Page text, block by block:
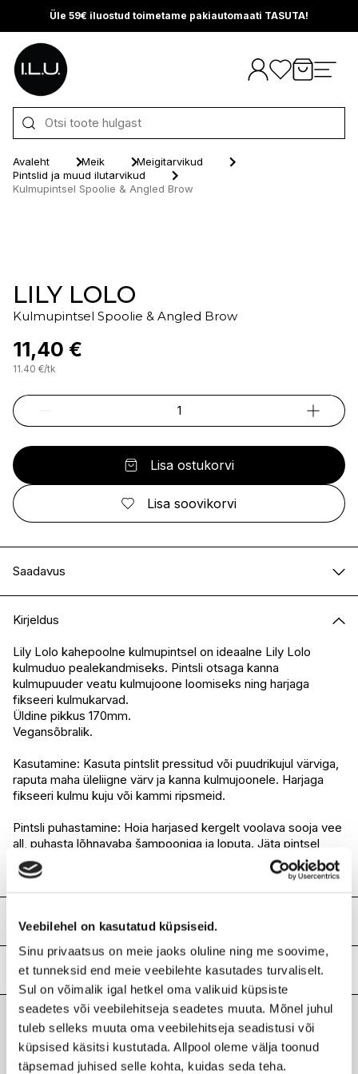
Veebilehel on kasutatud küpsiseid.
Sinu privaatsus on meie jaoks oluline ning me soovime,
et tunneksid end meie veebilehte kasutades turvaliselt.
Sul on võimalik igal hetkel oma valikuid küpsiste
seadetes või veebilehitseja seadetes muuta. Mõnel juhul
tuleb selleks muuta oma veebilehitseja seadistusi või
küpsised käsitsi kustutada. Allpool oleme välja toonud
täpsemad juhised selle kohta, kuidas seda teha.
Üle 59€ iluostud toimetame pakiautomaati TASUTA!
Otse sisu juurde
Avaleht Meik
Meigitarvikud
Pintslid ja muud ilutarvikud
Kulmupintsel Spoolie & Angled Brow
LILY LOLO
Kulmupintsel Spoolie & Angled Brow
11,40 €
11.40 €/tk
Lisa ostukorvi
Lisa soovikorvi
Saadavus
I.L.U. Kristiine
I.L.U. Ülemiste
Ei ole saadaval
I.L.U. Rocca
Saadaval
I.L.U. Lõunakeskus
Saadaval
I.L.U. Pärnu
Kirjeldus
Lily Lolo kahepoolne kulmupintsel on ideaalne Lily Lolo
kulmuduo pealekandmiseks. Pintsli otsaga kanna
kulmupuuder veatu kulmujoone loomiseks ning harjaga
fikseeri kulmukarvad.
Üldine pikkus 170mm.
Vegansõbralik.
Kasutamine: Kasuta pintslit pressitud või puudrikujul värviga,
raputa maha üleliigne värv ja kanna kulmujoonele. Harjaga
fikseeri kulmu kuju või kammi ripsmeid.
Pintsli puhastamine: Hoia harjased kergelt voolava sooja vee
all, puhasta lõhnavaba šampooniga ja loputa. Jäta pintsel
kuivama nii, et vesi ei voolaks harjaste kinnituskohta.
Koostis
Synthetic hair
Lisainfo
Kaubamärk
LILY LOLO
Laokood
H0177658
Ribakood
5060198292248
Viimati vaadatud tooted